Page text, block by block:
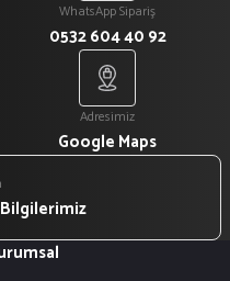
WhatsApp Sipariş
0532 604 40 92
Adresimiz
Google Maps